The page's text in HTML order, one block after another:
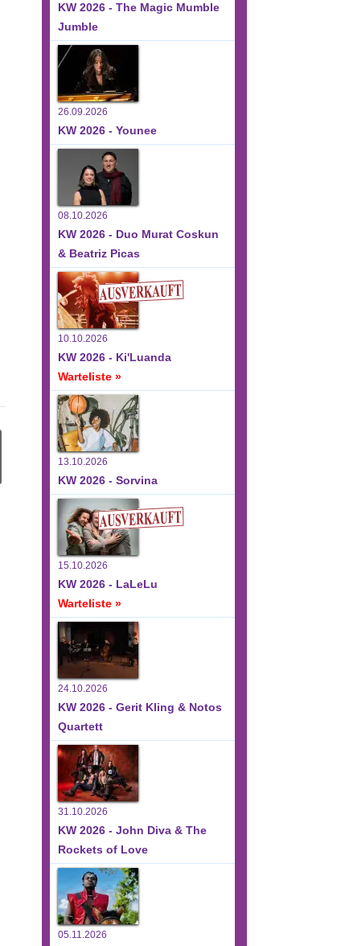
KW 2026 - The Magic Mumble
Jumble
26.09.2026
KW 2026 - Younee
08.10.2026
KW 2026 - Duo Murat Coskun
& Beatriz Picas
10.10.2026
KW 2026 - Ki'Luanda
Warteliste »
13.10.2026
KW 2026 - Sorvina
15.10.2026
KW 2026 - LaLeLu
Warteliste »
24.10.2026
KW 2026 - Gerit Kling & Notos
Quartett
31.10.2026
KW 2026 - John Diva & The
Rockets of Love
05.11.2026